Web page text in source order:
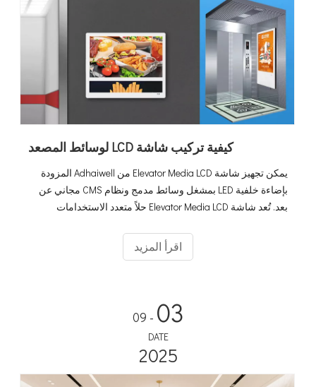
كيفية تركيب شاشة LCD لوسائط المصعد
يمكن تجهيز شاشة Elevator Media LCD من Adhaiwell المزودة
بإضاءة خلفية LED بمشغل وسائط مدمج ونظام CMS مجاني عن
بعد. تُعد شاشة Elevator Media LCD حلاً متعدد الاستخدامات
والإعلانات وتسويق التجزئة والعلامات التجارية.
اقرأ المزيد
03
- 09
DATE
2025